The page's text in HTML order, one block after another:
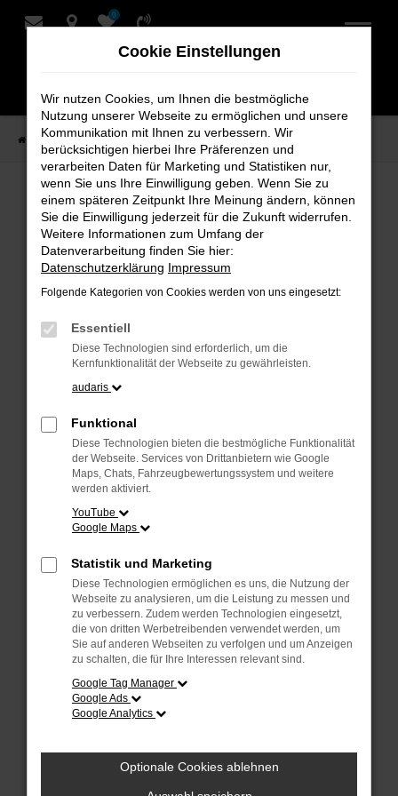
Zum
0
Startseite Verkauf Fahrzeug-Showroom
Fahrzeug-Showroom
Beim Laden ist ein Fehler aufgetreten.
Hier sind ein paar Tipps, die dir helfen können:
Überprüfe deine Firewall und deine
Internetverbindung.
Laden andere Webseiten, zum Beispiel
deine Suchmaschine?
Prüfe deine Browsererweiterungen.
Manche Erweiterungen, wie Werbeblocker,
können das Laden bestimmter Seiten
verhindern. Funktioniert die Seite in einem
anderen Browser oder in einem privaten
Fenster?
Starte dein Gerät neu.
Das kann manchmal helfen,
vorübergehende Probleme zu beheben.
Stelle sicher, dass dein Browser und dein
Betriebssystem auf dem neuesten Stand
Veraltete Software birgt nicht nur ein
Cookie Einstellungen
Wir nutzen Cookies, um Ihnen die bestmögliche
Nutzung unserer Webseite zu ermöglichen und unsere
Kommunikation mit Ihnen zu verbessern. Wir
berücksichtigen hierbei Ihre Präferenzen und
verarbeiten Daten für Marketing und Statistiken nur,
wenn Sie uns Ihre Einwilligung geben. Wenn Sie zu
einem späteren Zeitpunkt Ihre Meinung ändern, können
Sie die Einwilligung jederzeit für die Zukunft widerrufen.
Weitere Informationen zum Umfang der
Datenverarbeitung finden Sie hier:
Datenschutzerklärung Impressum
Folgende Kategorien von Cookies werden von uns eingesetzt:
Essentiell
Diese Technologien sind erforderlich, um die
Kernfunktionalität der Webseite zu gewährleisten.
audaris
Funktional
Diese Technologien bieten die bestmögliche Funktionalität
der Webseite. Services von Drittanbietern wie Google
Maps, Chats, Fahrzeugbewertungssystem und weitere
werden aktiviert.
YouTube
Google Maps
Statistik und Marketing
Diese Technologien ermöglichen es uns, die Nutzung der
Webseite zu analysieren, um die Leistung zu messen und
zu verbessern. Zudem werden Technologien eingesetzt,
die von dritten Werbetreibenden verwendet werden, um
Sie auf anderen Webseiten zu verfolgen und um Anzeigen
zu schalten, die für Ihre Interessen relevant sind.
Google Tag Manager
Google Ads
Google Analytics
Optionale Cookies ablehnen